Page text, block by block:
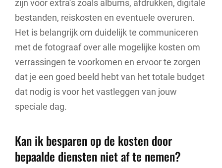
zijn voor extra’s zoals albums, afdrukken, digitale
bestanden, reiskosten en eventuele overuren.
Het is belangrijk om duidelijk te communiceren
met de fotograaf over alle mogelijke kosten om
verrassingen te voorkomen en ervoor te zorgen
dat je een goed beeld hebt van het totale budget
dat nodig is voor het vastleggen van jouw
speciale dag.
Kan ik besparen op de kosten door
bepaalde diensten niet af te nemen?